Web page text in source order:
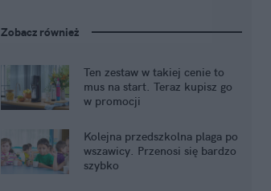
Zobacz również
Ten zestaw w takiej cenie to
mus na start. Teraz kupisz go
w promocji
Kolejna przedszkolna plaga po
wszawicy. Przenosi się bardzo
szybko